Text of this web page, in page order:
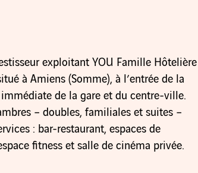
exploitant YOU Famille Hôtelière
à Amiens (Somme), à l’entrée de la
de la gare et du centre-ville.
– doubles, familiales et suites –
: bar-restaurant, espaces de
fitness et salle de cinéma privée.